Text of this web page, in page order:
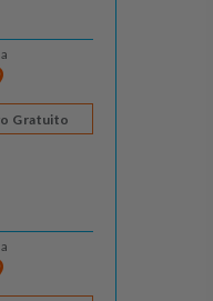
Gratuito